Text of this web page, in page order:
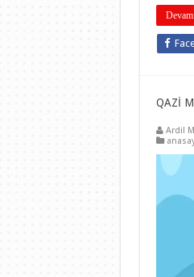
QAZİ
Ardil